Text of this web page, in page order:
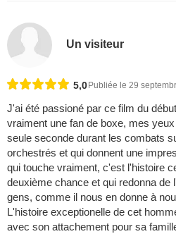
Un visiteur
5,0 Publiée le 29
J'ai été passioné par ce film du
vraiment une fan de boxe, mes
seule seconde durant les combats
orchestrés et qui donnent une
qui touche vraiment, c'est l'histoire
deuxième chance et qui redonna de
gens, comme il nous en donne à
L'histoire exceptionelle de cet
avec son attachement pour sa